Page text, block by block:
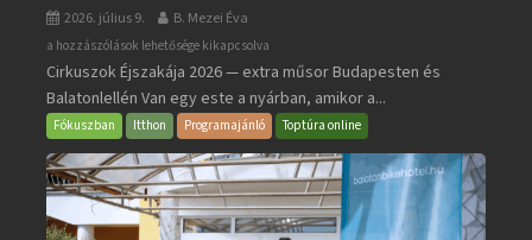
2026. július 9. B. Mezei Éva
Cirkuszok
Éjszakája
2026
bejegyzéshez
a hozzászólások lehetősége kikapcsolva
Cirkuszok Éjszakája 2026 — extra műsor Budapesten és
Balatonlellén Van egy este a nyárban, amikor a...
Fókuszban Itthon Programajánló Toptúra online